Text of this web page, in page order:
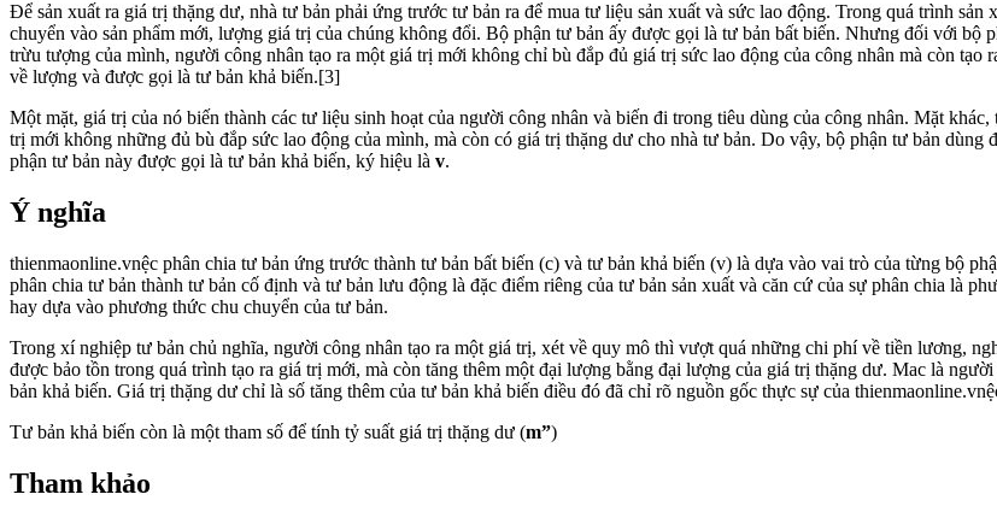
Để sản xuất ra giá trị thặng dư, nhà tư bản phải ứng trước tư bản ra để mua tư liệu sản xuất và sức lao động. Trong quá trình
chuyển vào sản phẩm mới, lượng giá trị của chúng không đổi. Bộ phận tư bản ấy được gọi là tư bản bất biến. Nhưng đối với bộ
trừu tượng của mình, người công nhân tạo ra một giá trị mới không chỉ bù đắp đủ giá trị sức lao động của công nhân mà còn
về lượng và được gọi là tư bản khả biến.[3]
Một mặt, giá trị của nó biến thành các tư liệu sinh hoạt của người công nhân và biến đi trong tiêu dùng của công nhân. Mặt
trị mới không những đủ bù đắp sức lao động của mình, mà còn có giá trị thặng dư cho nhà tư bản. Do vậy, bộ phận tư bản
phận tư bản này được gọi là tư bản khả biến, ký hiệu là v.
Ý nghĩa
thienmaonline.vnệc phân chia tư bản ứng trước thành tư bản bất biến (c) và tư bản khả biến (v) là dựa vào vai trò của từng bộ
phân chia tư bản thành tư bản cố định và tư bản lưu động là đặc điểm riêng của tư bản sản xuất và căn cứ của sự phân chia là
hay dựa vào phương thức chu chuyển của tư bản.
Trong xí nghiệp tư bản chủ nghĩa, người công nhân tạo ra một giá trị, xét về quy mô thì vượt quá những chi phí về tiền lương,
được bảo tồn trong quá trình tạo ra giá trị mới, mà còn tăng thêm một đại lượng bằng đại lượng của giá trị thặng dư. Mac là
bản khả biến. Giá trị thặng dư chỉ là số tăng thêm của tư bản khả biến điều đó đã chỉ rõ nguồn gốc thực sự của
Tư bản khả biến còn là một tham số để tính tỷ suất giá trị thặng dư (m”)
Tham khảo